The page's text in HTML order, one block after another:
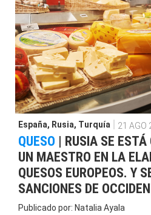
España, Rusia, Turquía 21 AGO
QUESO | RUSIA SE ESTÁ
UN MAESTRO EN LA
QUESOS EUROPEOS. Y
SANCIONES DE
Publicado por: Natalia Ayala